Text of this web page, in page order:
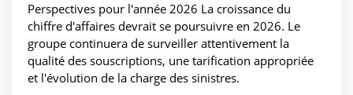
Perspectives pour l'année 2026 La croissance du
chiffre d'affaires devrait se poursuivre en 2026. Le
groupe continuera de surveiller attentivement la
qualité des souscriptions, une tarification appropriée
et l'évolution de la charge des sinistres.